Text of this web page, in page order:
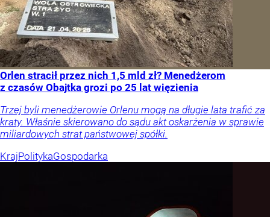
Orlen stracił przez nich 1,5 mld zł? Menedżerom
z czasów Obajtka grozi po 25 lat więzienia
Trzej byli menedżerowie Orlenu mogą na długie lata trafić za
kraty. Właśnie skierowano do sądu akt oskarżenia w sprawie
miliardowych strat państwowej spółki.
KrajPolitykaGospodarka